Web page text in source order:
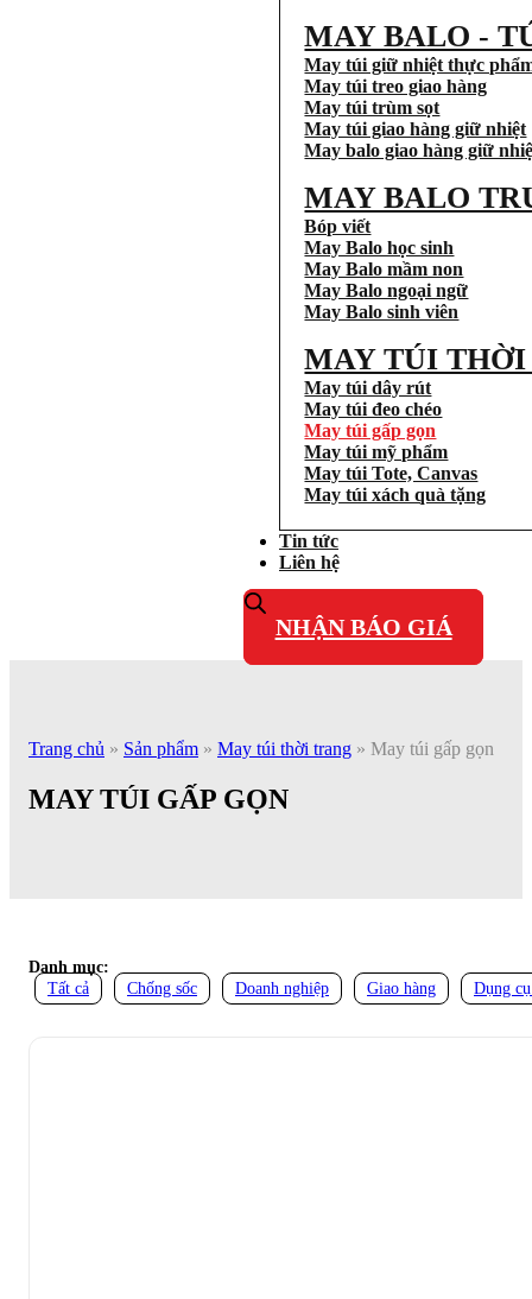
MAY BALO -
May túi giữ nhiệt thực
May túi treo giao hàng
May túi trùm sọt
May túi giao hàng giữ nhiệt
May balo giao hàng giữ
MAY BALO
Bóp viết
May Balo học sinh
May Balo mầm non
May Balo ngoại ngữ
May Balo sinh viên
MAY TÚI
May túi dây rút
May túi đeo chéo
May túi gấp gọn
May túi mỹ phẩm
May túi Tote, Canvas
May túi xách quà tặng
Tin tức
Liên hệ
NHẬN BÁO GIÁ
Trang chủ » Sản phẩm » May túi thời trang » May túi gấp gọn
MAY TÚI GẤP GỌN
Danh mục:
Tất cả
Chống sốc Doanh nghiệp Giao hàng Dụng